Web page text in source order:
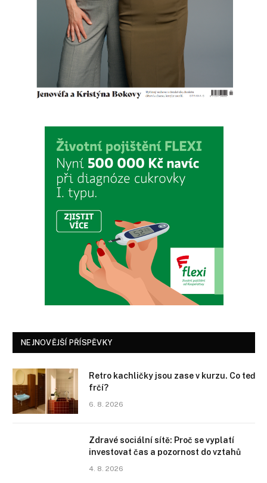
NEJNOVĚJŠÍ PŘÍSPĚVKY
Retro kachličky jsou zase v kurzu. Co teď
frčí?
6. 8. 2026
Zdravé sociální sítě: Proč se vyplatí
investovat čas a pozornost do vztahů
4. 8. 2026